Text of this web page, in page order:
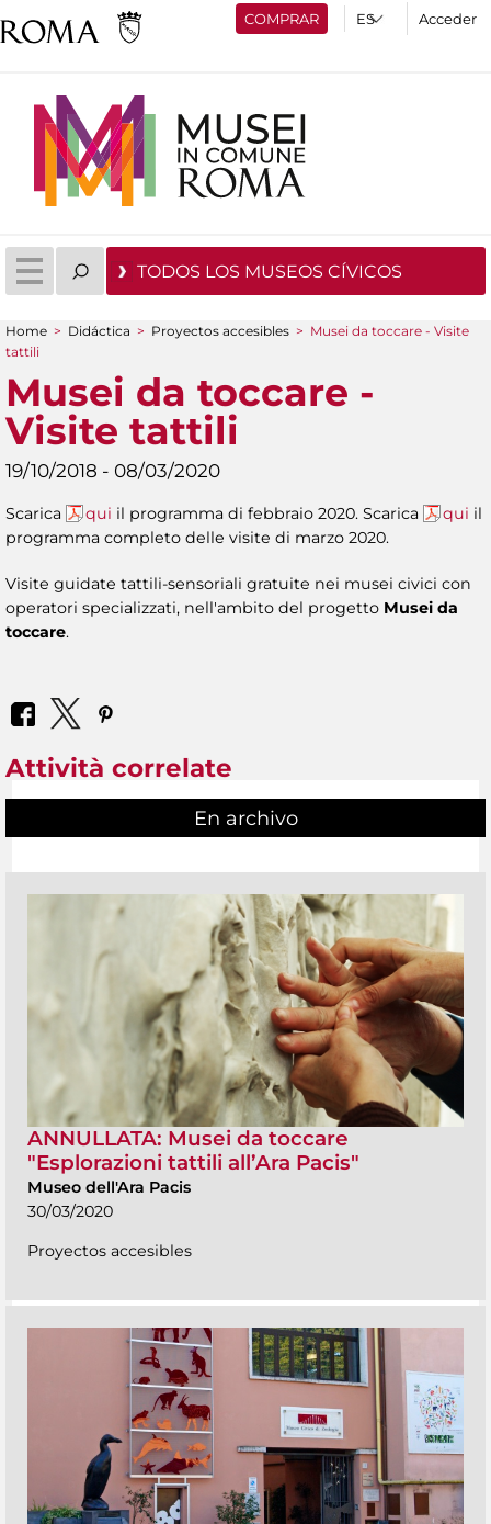
COMPRAR Acceder
TODOS LOS MUSEOS CÍVICOS
You are here
Home > Didáctica > Proyectos accesibles > Musei da toccare - Visite
tattili
Musei da toccare -
Visite tattili
19/10/2018 - 08/03/2020
Scarica qui il programma di febbraio 2020. Scarica qui il
programma completo delle visite di marzo 2020.
Visite guidate tattili-sensoriali gratuite nei musei civici con
operatori specializzati, nell'ambito del progetto Musei da
toccare.
Attività correlate
En archivo
ANNULLATA: Musei da toccare
"Esplorazioni tattili all’Ara Pacis"
Museo dell'Ara Pacis
30/03/2020
Proyectos accesibles